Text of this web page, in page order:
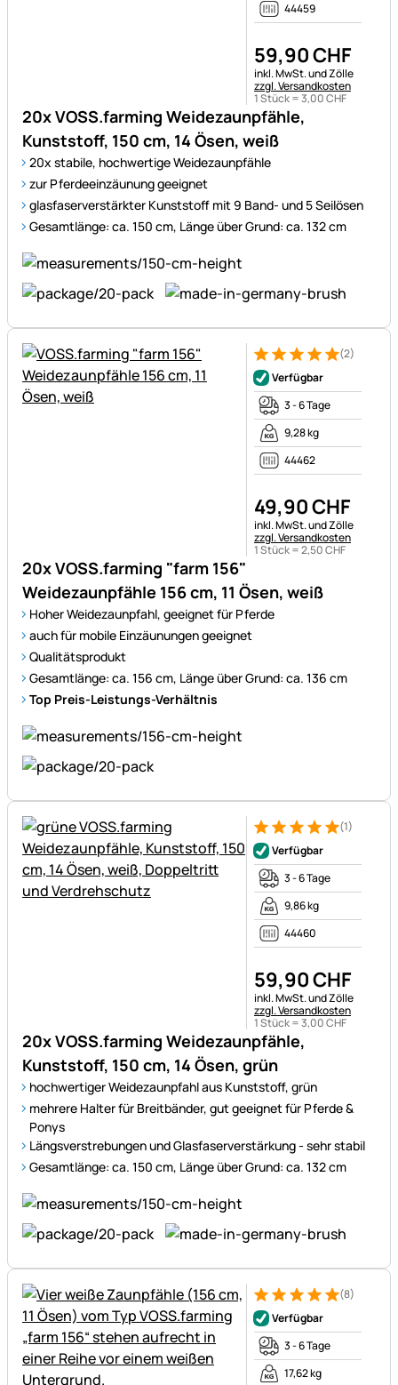
20x VOSS.farming Weidezaunpfähle,
Kunststoff, 150 cm, 14 Ösen, weiß
20x stabile, hochwertige Weidezaunpfähle
zur Pferdeeinzäunung geeignet
glasfaserverstärkter Kunststoff mit 9 Band- und 5 Seilösen
Gesamtlänge: ca. 150 cm, Länge über Grund: ca. 132 cm
44459
59,90CHF
Steuerhinweis:
inkl. MwSt. und Zölle
zzgl. Versandkosten
1 Stück =3,00CHF
20x VOSS.farming "farm 156"
Weidezaunpfähle 156 cm, 11 Ösen, weiß
Hoher Weidezaunpfahl, geeignet für Pferde
auch für mobile Einzäunungen geeignet
Qualitätsprodukt
Gesamtlänge: ca. 156 cm, Länge über Grund: ca. 136 cm
Top Preis-Leistungs-Verhältnis
Bewertung: 5 von 5 (2
2 Bewertungen
(2)
Verfügbar
3 - 6 Tage
9,28 kg
44462
49,90CHF
Steuerhinweis:
inkl. MwSt. und Zölle
zzgl. Versandkosten
1 Stück =2,50CHF
20x VOSS.farming Weidezaunpfähle,
Kunststoff, 150 cm, 14 Ösen, grün
hochwertiger Weidezaunpfahl aus Kunststoff, grün
mehrere Halter für Breitbänder, gut geeignet für Pferde &
Ponys
Längsverstrebungen und Glasfaserverstärkung - sehr stabil
Gesamtlänge: ca. 150 cm, Länge über Grund: ca. 132 cm
Bewertung: 5 von 5 (1
1 Bewertung
(1)
Verfügbar
3 - 6 Tage
9,86 kg
44460
59,90CHF
Steuerhinweis:
inkl. MwSt. und Zölle
zzgl. Versandkosten
1 Stück =3,00CHF
Bewertung: 5 von 5 (8
8 Bewertungen
(8)
Verfügbar
3 - 6 Tage
17,62 kg